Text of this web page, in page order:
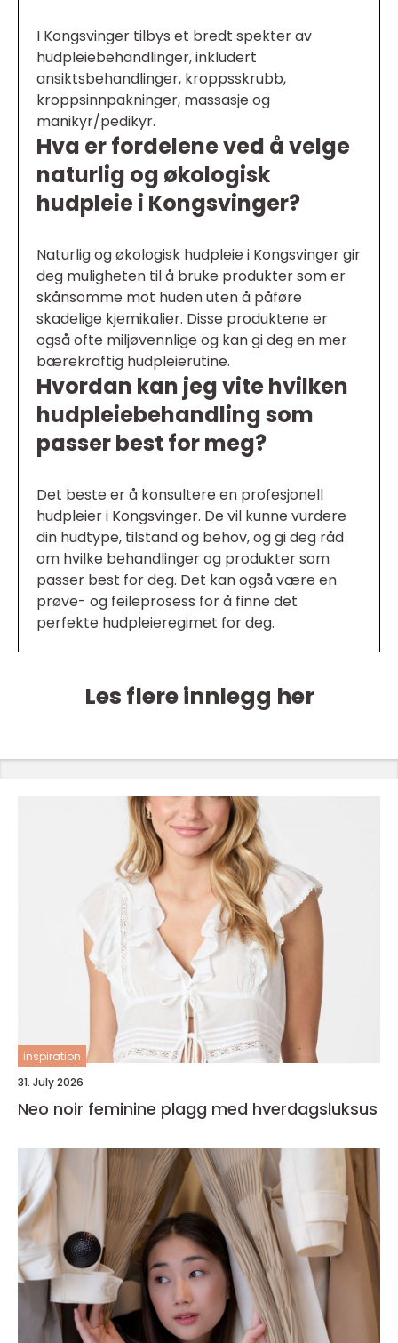
I Kongsvinger tilbys et bredt spekter av
hudpleiebehandlinger, inkludert
ansiktsbehandlinger, kroppsskrubb,
kroppsinnpakninger, massasje og
manikyr/pedikyr.
Hva er fordelene ved å velge
naturlig og økologisk
hudpleie i Kongsvinger?
Naturlig og økologisk hudpleie i Kongsvinger gir
deg muligheten til å bruke produkter som er
skånsomme mot huden uten å påføre
skadelige kjemikalier. Disse produktene er
også ofte miljøvennlige og kan gi deg en mer
bærekraftig hudpleierutine.
Hvordan kan jeg vite hvilken
hudpleiebehandling som
passer best for meg?
Det beste er å konsultere en profesjonell
hudpleier i Kongsvinger. De vil kunne vurdere
din hudtype, tilstand og behov, og gi deg råd
om hvilke behandlinger og produkter som
passer best for deg. Det kan også være en
prøve- og feileprosess for å finne det
perfekte hudpleieregimet for deg.
Les flere innlegg her
inspiration
31. July 2026
Neo noir feminine plagg med hverdagsluksus